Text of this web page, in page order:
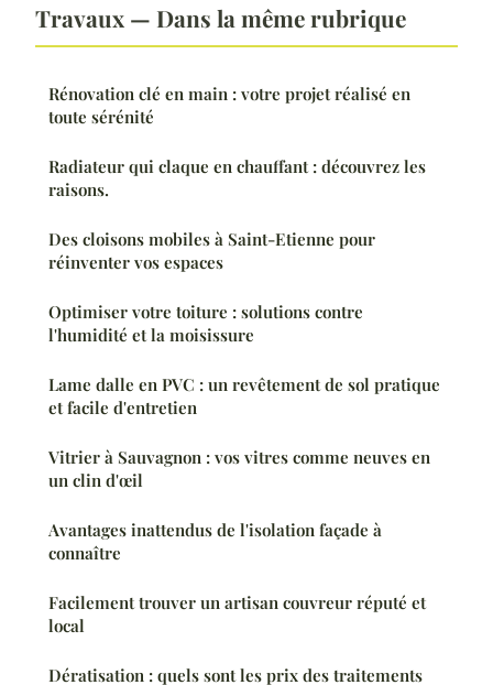
Travaux — Dans la même rubrique
Rénovation clé en main : votre projet réalisé en
toute sérénité
Radiateur qui claque en chauffant : découvrez les
raisons.
Des cloisons mobiles à Saint-Etienne pour
réinventer vos espaces
Optimiser votre toiture : solutions contre
l'humidité et la moisissure
Lame dalle en PVC : un revêtement de sol pratique
et facile d'entretien
Vitrier à Sauvagnon : vos vitres comme neuves en
un clin d'œil
Avantages inattendus de l'isolation façade à
connaître
Facilement trouver un artisan couvreur réputé et
local
Dératisation : quels sont les prix des traitements